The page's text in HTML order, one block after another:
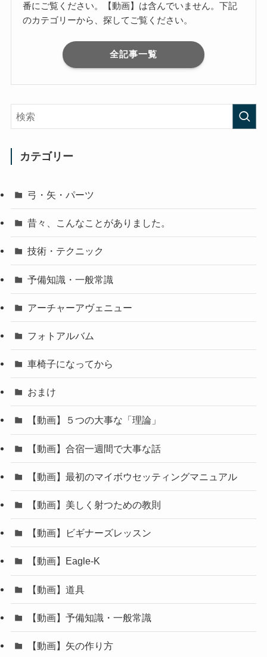
番にご覧ください。【動画】は含んでいません。下記
のカテゴリーから、探してご覧ください。
全記事一覧
カテゴリー
弓・矢・パーツ
昔々、こんなことがありました。
技術・テクニック
予備知識・一般常識
アーチャーアヴェニュー
フォトアルバム
車椅子になってから
おまけ
【動画】５つの大事な「理論」
【動画】合宿一週間で大事な話
【動画】最初のマイボウセッティングマニュアル
【動画】美しく射つための教則
【動画】ビギナーズレッスン
【動画】Eagle-K
【動画】道具
【動画】予備知識・一般常識
【動画】矢の作り方